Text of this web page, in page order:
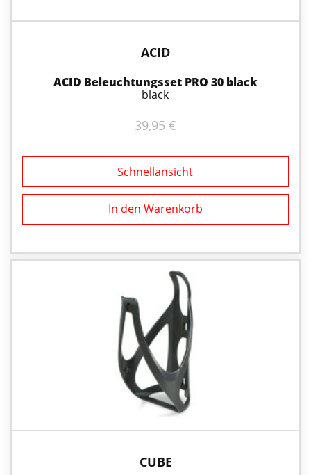
ACID
ACID Beleuchtungsset PRO 30 black
black
39,95 €
Schnellansicht
In den Warenkorb
CUBE